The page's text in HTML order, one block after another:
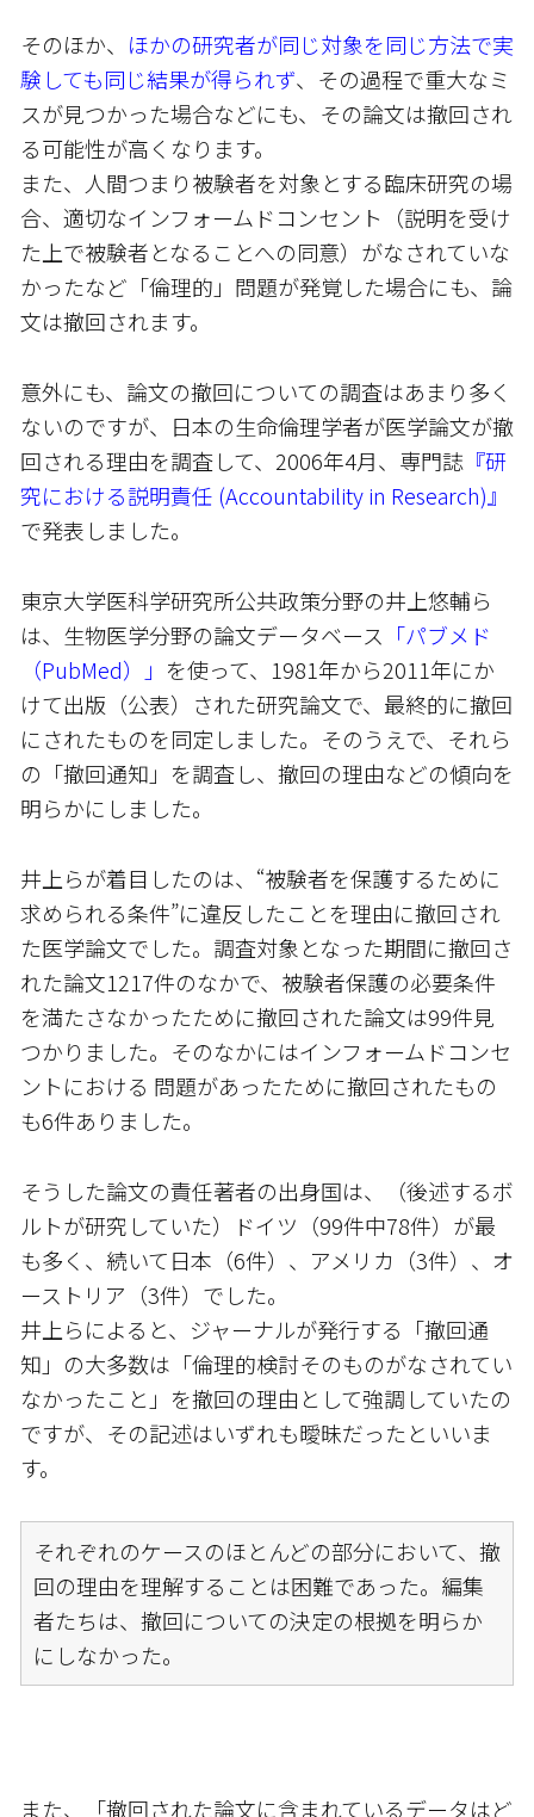
そのほか、 ほかの研究者が同じ対象を同じ方法で実
験しても同じ結果が得られず、その過程で重大なミ
スが見つかった場合などにも、その論文は撤回され
る可能性が高くなります。
また、人間つまり被験者を対象とする臨床研究の場
合、適切なインフォームドコンセント（説明を受け
た上で被験者となることへの同意）がなされていな
かったなど「倫理的」問題が発覚した場合にも、論
文は撤回されます。
意外にも、論文の撤回についての調査はあまり多く
ないのですが、日本の生命倫理学者が医学論文が撤
回される理由を調査して、2006年4月、専門誌 『研
究における説明責任 (Accountability in Research)』
で発表しました。
東京大学医科学研究所公共政策分野の井上悠輔ら
は、生物医学分野の論文データベース 「パブメド
（PubMed）」 を使って、1981年から2011年にか
けて出版（公表）された研究論文で、最終的に撤回
にされたものを同定しました。そのうえで、それら
の「撤回通知」を調査し、撤回の理由などの傾向を
明らかにしました。
井上らが着目したのは、“被験者を保護するために
求められる条件”に違反したことを理由に撤回され
た医学論文でした。調査対象となった期間に撤回さ
れた論文1217件のなかで、被験者保護の必要条件
を満たさなかったために撤回された論文は99件見
つかりました。そのなかにはインフォームドコンセ
ントにおける 問題があったために撤回されたもの
も6件ありました。
そうした論文の責任著者の出身国は、（後述するボ
ルトが研究していた）ドイツ（99件中78件）が最
も多く、続いて日本（6件）、アメリカ（3件）、オ
ーストリア（3件）でした。
井上らによると、ジャーナルが発行する「撤回通
知」の大多数は「倫理的検討そのものがなされてい
なかったこと」を撤回の理由として強調していたの
ですが、その記述はいずれも曖昧だったといいま
す。
それぞれのケースのほとんどの部分において、撤
回の理由を理解することは困難であった。編集
者たちは、撤回についての決定の根拠を明らか
にしなかった。
また、「撤回された論文に含まれているデータはど